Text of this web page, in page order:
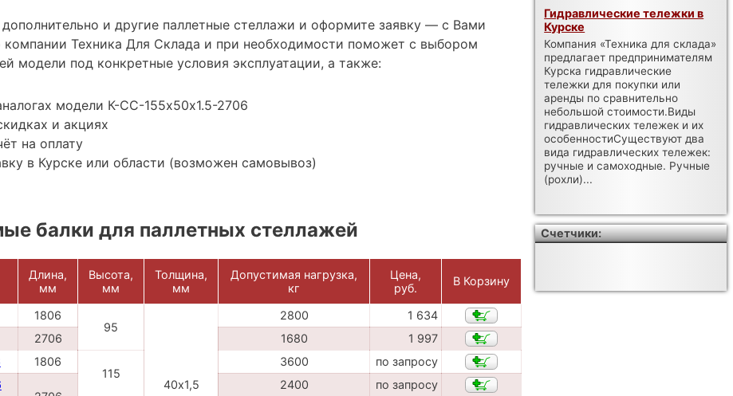
и другие паллетные стеллажи и оформите заявку — с Вами
Техника Для Склада и при необходимости поможет с выбором
модели под конкретные условия эксплуатации, а также:
модели К-СС-155х50х1.5-2706
и акциях
на оплату
в Курске или области (возможен самовывоз)
балки для паллетных стеллажей
Длина,
мм
Высота,
мм
Толщина,
мм
Допустимая нагрузка,
кг
Цена,
руб.
В Корзину
1806
95
40х1,5
2800
1 634
2706 1680
1 997
1806
115
3600
по запросу
2400 по запросу
Гидравлические тележки в
Курске
Компания «Техника для склада»
предлагает предпринимателям
Курска гидравлические
тележки для покупки или
аренды по сравнительно
небольшой стоимости.Виды
гидравлических тележек и их
особенностиСуществуют два
вида гидравлических тележек:
ручные и самоходные. Ручные
(рохли)...
Счетчики: